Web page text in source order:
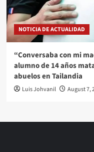
NOTICIA DE ACTUALIDAD
“Conversaba con mi
alumno de 14 años
abuelos en Tailandia
Luis Johvanil August 7,